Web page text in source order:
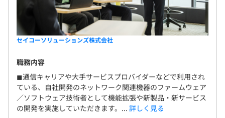
セイコーソリューションズ株式会社
職務内容
◼︎通信キャリアや大手サービスプロバイダーなどで利用され
ている、自社開発のネットワーク関連機器のファームウェア
／ソフトウェア技術者として機能拡張や新製品・新サービス
の開発を実施していただきます。... 詳しく見る